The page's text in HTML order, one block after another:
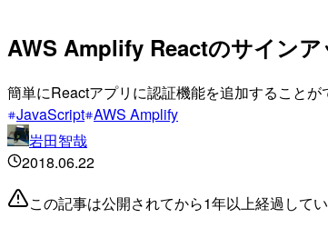
AWS Amplify Reactのサイン
簡単にReactアプリに認証機能を追加すること
JavaScript AWS Amplify
岩田智哉
2018.06.22
この記事は公開されてから1年以上経過して